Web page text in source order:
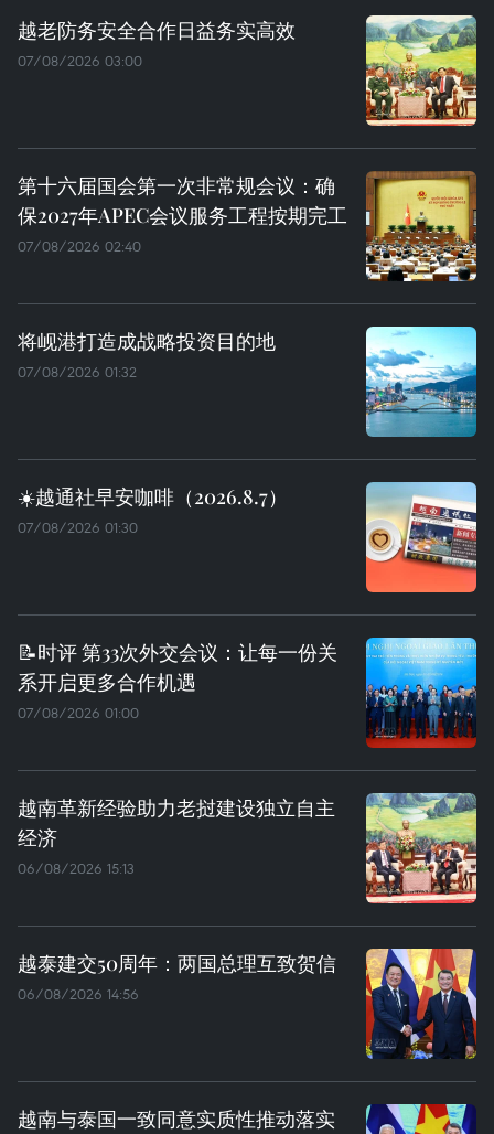
越老防务安全合作日益务实高效
07/08/2026 03:00
第十六届国会第一次非常规会议：确
保2027年APEC会议服务工程按期完工
07/08/2026 02:40
将岘港打造成战略投资目的地
07/08/2026 01:32
☀️越通社早安咖啡（2026.8.7）
07/08/2026 01:30
📝时评 第33次外交会议：让每一份关
系开启更多合作机遇
07/08/2026 01:00
越南革新经验助力老挝建设独立自主
经济
06/08/2026 15:13
越泰建交50周年：两国总理互致贺信
06/08/2026 14:56
越南与泰国一致同意实质性推动落实